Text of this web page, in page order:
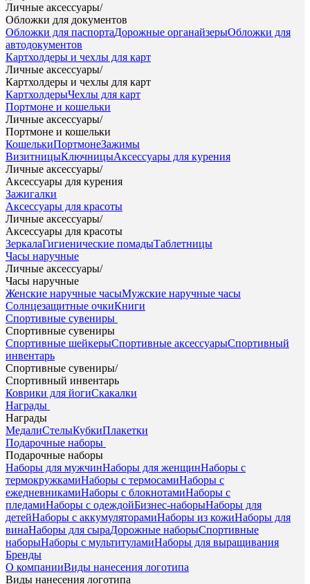
Личные аксессуары/
Обложки для документов
Обложки для паспортаДорожные органайзерыОбложки для
автодокументов
Картхолдеры и чехлы для карт
Личные аксессуары/
Картхолдеры и чехлы для карт
КартхолдерыЧехлы для карт
Портмоне и кошельки
Личные аксессуары/
Портмоне и кошельки
КошелькиПортмонеЗажимы
ВизитницыКлючницыАксессуары для курения
Личные аксессуары/
Аксессуары для курения
Зажигалки
Аксессуары для красоты
Личные аксессуары/
Аксессуары для красоты
ЗеркалаГигиенические помадыТаблетницы
Часы наручные
Личные аксессуары/
Часы наручные
Женские наручные часыМужские наручные часы
Солнцезащитные очкиКниги
Спортивные сувениры
Спортивные сувениры
Спортивные шейкерыСпортивные аксессуарыСпортивный
инвентарь
Спортивные сувениры/
Спортивный инвентарь
Коврики для йогиСкакалки
Награды
Награды
МедалиСтелыКубкиПлакетки
Подарочные наборы
Подарочные наборы
Наборы для мужчинНаборы для женщинНаборы с
термокружкамиНаборы с термосамиНаборы с
ежедневникамиНаборы с блокнотамиНаборы с
пледамиНаборы с одеждойБизнес-наборыНаборы для
детейНаборы с аккумуляторамиНаборы из кожиНаборы для
винаНаборы для сыраДорожные наборыСпортивные
наборыНаборы с мультитуламиНаборы для выращивания
Бренды
О компанииВиды нанесения логотипа
Виды нанесения логотипа